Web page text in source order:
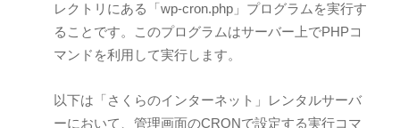
レクトリにある「wp-cron.php」プログラムを実行す
ることです。このプログラムはサーバー上でPHPコ
マンドを利用して実行します。
以下は「さくらのインターネット」レンタルサーバ
ーにおいて、管理画面のCRONで設定する実行コマ